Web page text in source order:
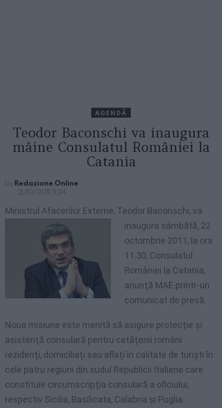
AGENDĂ
Teodor Baconschi va inaugura
mâine Consulatul României la
Catania
by Redazione Online
21/10/2011, 11:24
Ministrul Afacerilor Externe, Teodor Baconschi, va
inaugura sâmbătă, 22
octombrie 2011, la ora
11.30, Consulatul
României la Catania,
anunţă MAE printr-un
comunicat de presă.
Noua misiune este menită să asigure protecţie şi
asistenţă consulară pentru cetăţenii români
rezidenţi, domiciliaţi sau aflaţi în calitate de turişti în
cele patru regiuni din sudul Republicii Italiene care
constituie circumscripţia consulară a oficiului,
respectiv Sicilia, Basilicata, Calabria şi Puglia.